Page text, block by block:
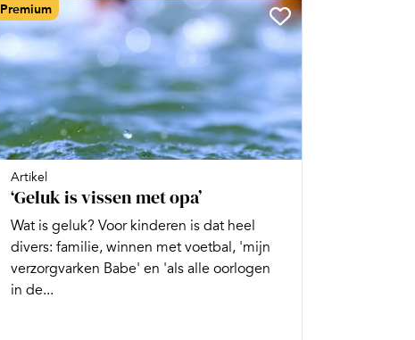
Premium
Artikel
‘Geluk is vissen met opa’
Wat is geluk? Voor kinderen is dat heel
divers: familie, winnen met voetbal, 'mijn
verzorgvarken Babe' en 'als alle oorlogen
in de...